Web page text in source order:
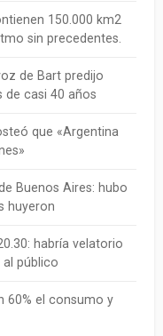
150.000 km2
sin precedentes.
de Bart predijo
de casi 40 años
que «Argentina
Buenos Aires: hubo
huyeron
habría velatorio
público
60% el consumo y